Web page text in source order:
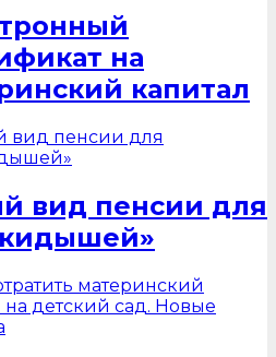
на
капитал
вид пенсии для